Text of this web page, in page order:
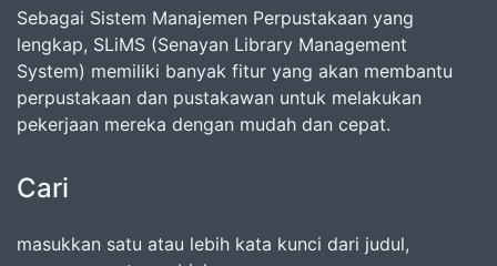
Sebagai Sistem Manajemen Perpustakaan yang
lengkap, SLiMS (Senayan Library Management
System) memiliki banyak fitur yang akan membantu
perpustakaan dan pustakawan untuk melakukan
pekerjaan mereka dengan mudah dan cepat.
Cari
masukkan satu atau lebih kata kunci dari judul,